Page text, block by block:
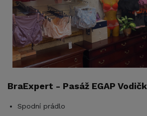
BraExpert - Pasáž EGAP
Spodní prádlo